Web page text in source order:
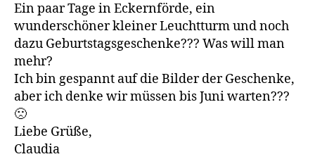
Ein paar Tage in Eckernförde, ein
wunderschöner kleiner Leuchtturm und noch
dazu Geburtstagsgeschenke??? Was will man
mehr?
Ich bin gespannt auf die Bilder der Geschenke,
aber ich denke wir müssen bis Juni warten???
🙁
Liebe Grüße,
Claudia